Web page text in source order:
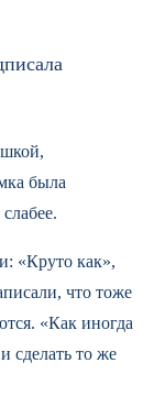
была
«Круто как»,
что тоже
«Как иногда
сделать то же